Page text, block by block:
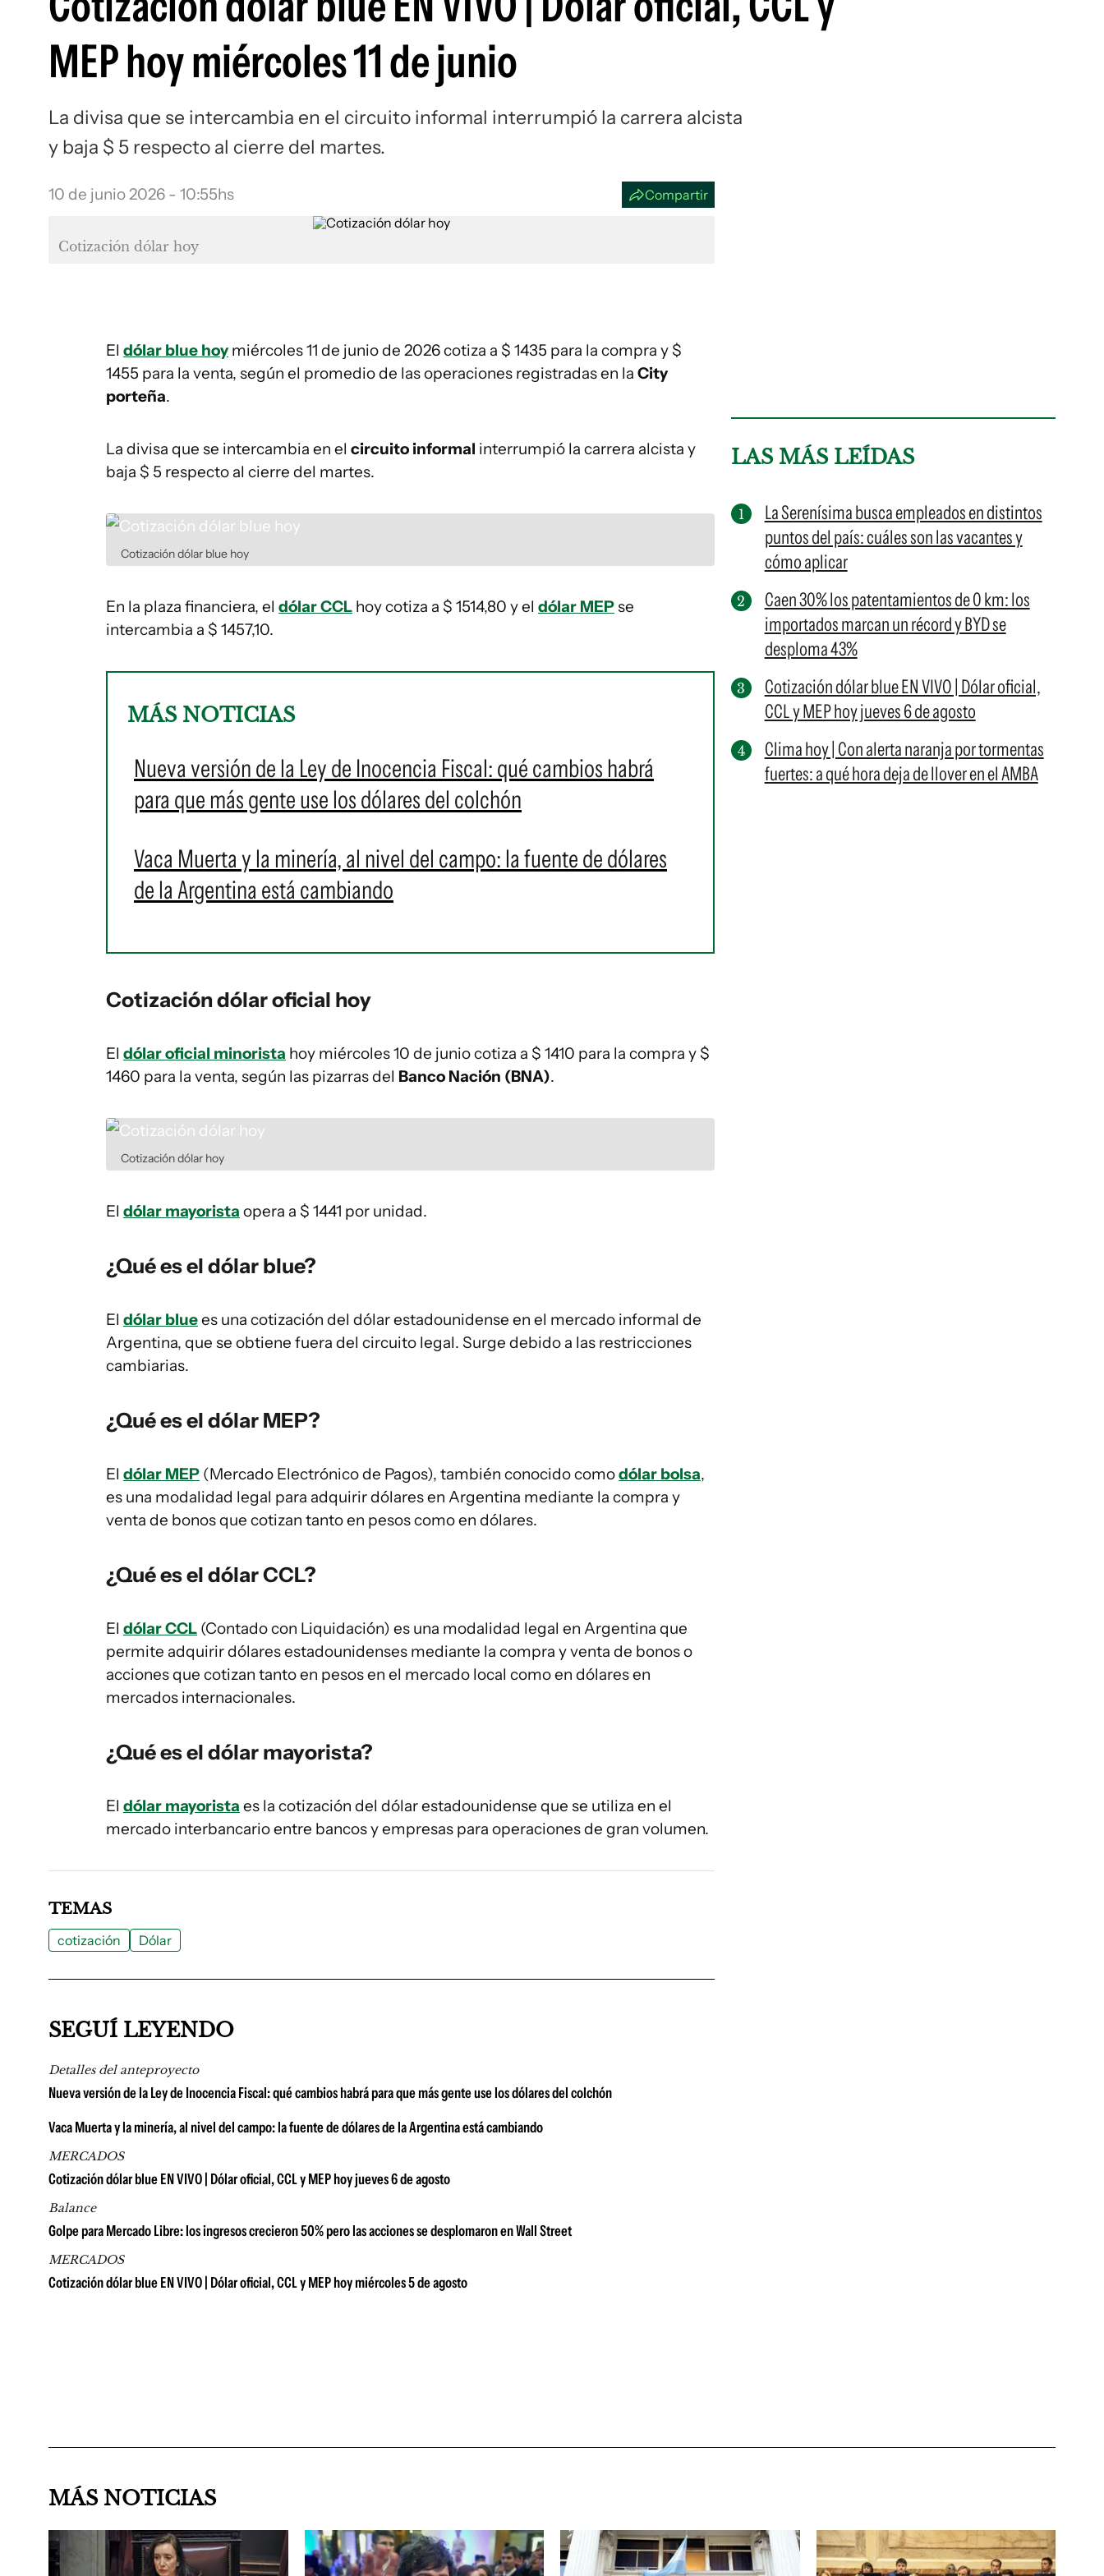
Siguenos en:
MEP hoy miércoles 11 de junio
La divisa que se intercambia en el circuito informal interrumpió la carrera alcista
y baja $ 5 respecto al cierre del martes.
10 de junio 2026 - 10:55hs Compartir
Cotización dólar hoy
El dólar blue hoymiércoles 11 de junio de 2026 cotiza a $ 1435 para la compra y $
1455 para la venta, según el promedio de las operaciones registradas en la City
porteña.
La divisa que se intercambia en el circuito informal interrumpió la carrera alcista y
baja $ 5 respecto al cierre del martes.
Cotización dólar blue hoy
En la plaza financiera, el dólar CCL hoy cotiza a $ 1514,80 y el dólar MEPse
intercambia a $ 1457,10.
MÁS NOTICIAS
Nueva versión de la Ley de Inocencia Fiscal: qué cambios habrá
para que más gente use los dólares del colchón
Vaca Muerta y la minería, al nivel del campo: la fuente de dólares
de la Argentina está cambiando
Cotización dólar oficial hoy
El dólar oficial minorista hoy miércoles 10 de junio cotiza a $ 1410 para la compra y $
1460 para la venta, según las pizarras del Banco Nación (BNA).
Cotización dólar hoy
El dólar mayorista opera a $ 1441 por unidad.
¿Qué es el dólar blue?
El dólar bluees una cotización del dólar estadounidense en el mercado informal de
Argentina, que se obtiene fuera del circuito legal. Surge debido a las restricciones
cambiarias.
¿Qué es el dólar MEP?
El dólar MEP (Mercado Electrónico de Pagos), también conocido comodólar bolsa,
es una modalidad legal para adquirir dólares en Argentina mediante la compra y
venta de bonos que cotizan tanto en pesos como en dólares.
¿Qué es el dólar CCL?
El dólar CCL (Contado con Liquidación) es una modalidad legal en Argentina que
permite adquirir dólares estadounidenses mediante la compra y venta de bonos o
acciones que cotizan tanto en pesos en el mercado local como en dólares en
mercados internacionales.
¿Qué es el dólar mayorista?
El dólar mayorista es la cotización del dólar estadounidense que se utiliza en el
mercado interbancario entre bancos y empresas para operaciones de gran volumen.
TEMAS
cotización Dólar
SEGUÍ LEYENDO
Detalles del anteproyecto
Nueva versión de la Ley de Inocencia Fiscal: qué cambios habrá para que más gente use los dólares del colchón
Vaca Muerta y la minería, al nivel del campo: la fuente de dólares de la Argentina está cambiando
MERCADOS
Cotización dólar blue EN VIVO | Dólar oficial, CCL y MEP hoy jueves 6 de agosto
Balance
Golpe para Mercado Libre: los ingresos crecieron 50% pero las acciones se desplomaron en Wall Street
MERCADOS
Cotización dólar blue EN VIVO | Dólar oficial, CCL y MEP hoy miércoles 5 de agosto
LAS MÁS LEÍDAS
La Serenísima busca empleados en distintos
puntos del país: cuáles son las vacantes y
cómo aplicar
Caen 30% los patentamientos de 0 km: los
importados marcan un récord y BYD se
desploma 43%
Cotización dólar blue EN VIVO | Dólar oficial,
CCL y MEP hoy jueves 6 de agosto
Clima hoy | Con alerta naranja por tormentas
fuertes: a qué hora deja de llover en el AMBA
MÁS NOTICIAS